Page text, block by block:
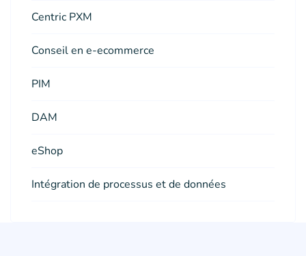
Centric PXM
Conseil en e-ecommerce
PIM
DAM
eShop
Intégration de processus et de données